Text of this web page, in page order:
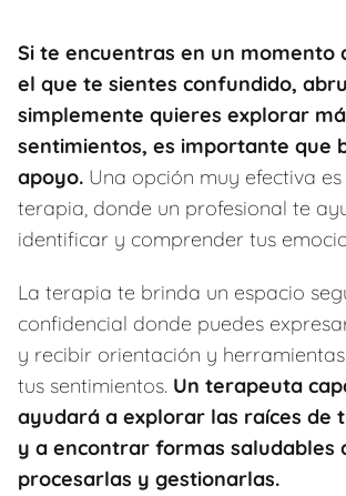
Si te encuentras en un momento
el que te sientes confundido,
simplemente quieres explorar
sentimientos, es importante que
apoyo. Una opción muy efectiva
terapia, donde un profesional te
identificar y comprender tus
La terapia te brinda un espacio
confidencial donde puedes
y recibir orientación y
tus sentimientos. Un terapeuta
ayudará a explorar las raíces de
y a encontrar formas saludables
procesarlas y gestionarlas.